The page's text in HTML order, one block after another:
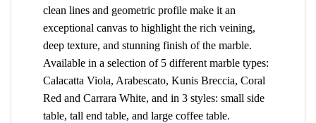
clean lines and geometric profile make it an
exceptional canvas to highlight the rich veining,
deep texture, and stunning finish of the marble.
Available in a selection of 5 different marble types:
Calacatta Viola, Arabescato, Kunis Breccia, Coral
Red and Carrara White, and in 3 styles: small side
table, tall end table, and large coffee table.